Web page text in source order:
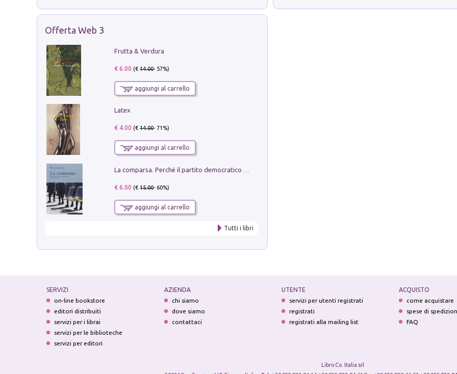
Offerta Web 3
Frutta & Verdura
€ 6.00 (€14.00- 57%)
aggiungi al carrello
Latex
€ 4.00 (€14.00- 71%)
aggiungi al carrello
€ 6.00 (€15.00- 60%)
aggiungi al carrello
Tutti i libri
SERVIZI
on-line bookstore
editori distribuiti
servizi per i librai
servizi per le biblioteche
servizi per editori
AZIENDA
chi siamo
dove siamo
contattaci
UTENTE
servizi per utenti registrati
registrati
registrati alla mailing list
ACQUISTO
come acquistare
spese di
FAQ
Libro Co. Italia srl